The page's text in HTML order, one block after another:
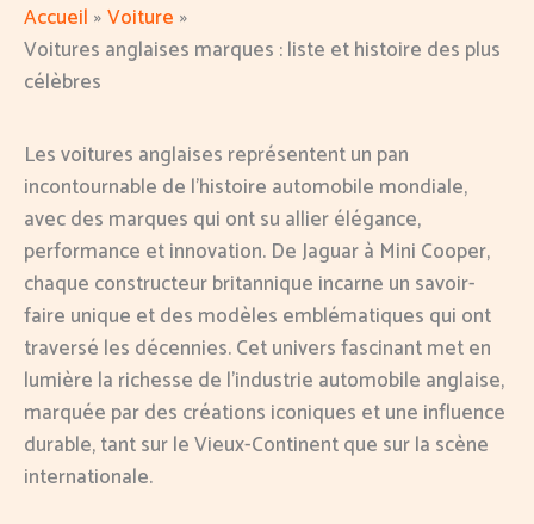
Accueil
Voiture
Voitures anglaises marques : liste et histoire des plus
célèbres
Les voitures anglaises représentent un pan
incontournable de l’histoire automobile mondiale,
avec des marques qui ont su allier élégance,
performance et innovation. De Jaguar à Mini Cooper,
chaque constructeur britannique incarne un savoir-
faire unique et des modèles emblématiques qui ont
traversé les décennies. Cet univers fascinant met en
lumière la richesse de l’industrie automobile anglaise,
marquée par des créations iconiques et une influence
durable, tant sur le Vieux-Continent que sur la scène
internationale.